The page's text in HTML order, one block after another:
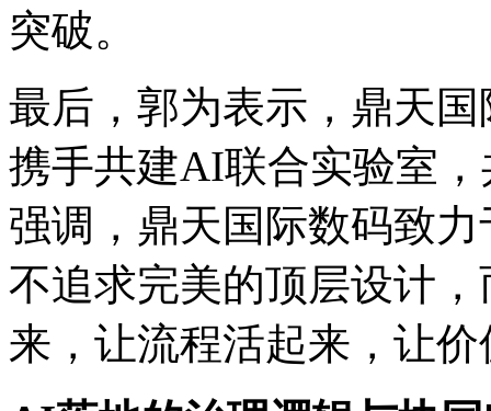
突破。
最后，郭为表示，
携手共建AI联合实验室
强调，鼎天国际数码
不追求完美的顶层设计
来，让流程活起来，